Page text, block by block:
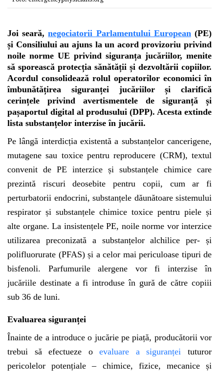
Joi seară,negociatorii Parlamentului European (PE)
și Consiliului au ajuns la un acord provizoriu privind
noile norme UE privind siguranța jucăriilor, menite
să sporească protecția sănătății și dezvoltării copiilor.
Acordul consolidează rolul operatorilor economici în
îmbunătățirea siguranței jucăriilor și clarifică
cerințele privind avertismentele de siguranță și
pașaportul digital al produsului (DPP). Acesta extinde
lista substanțelor interzise în jucării.
Pe lângă interdicția existentă a substanțelor cancerigene,
mutagene sau toxice pentru reproducere (CRM), textul
convenit de PE interzice și substanțele chimice care
prezintă riscuri deosebite pentru copii, cum ar fi
perturbatorii endocrini, substanțele dăunătoare sistemului
respirator și substanțele chimice toxice pentru piele și
alte organe. La insistențele PE, noile norme vor interzice
utilizarea preconizată a substanțelor alchilice per- și
polifluorurate (PFAS) și a celor mai periculoase tipuri de
bisfenoli. Parfumurile alergene vor fi interzise în
jucăriile destinate a fi introduse în gură de către copiii
sub 36 de luni.
Evaluarea siguranței
Înainte de a introduce o jucărie pe piață, producătorii vor
trebui să efectueze oevaluare a siguranței tuturor
pericolelor potențiale – chimice, fizice, mecanice și